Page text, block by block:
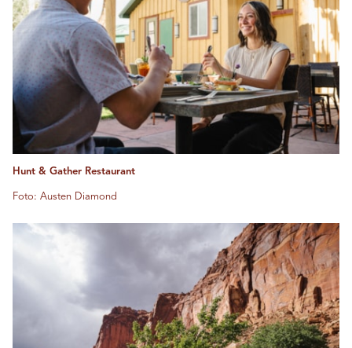
Hunt & Gather Restaurant
Foto: Austen Diamond